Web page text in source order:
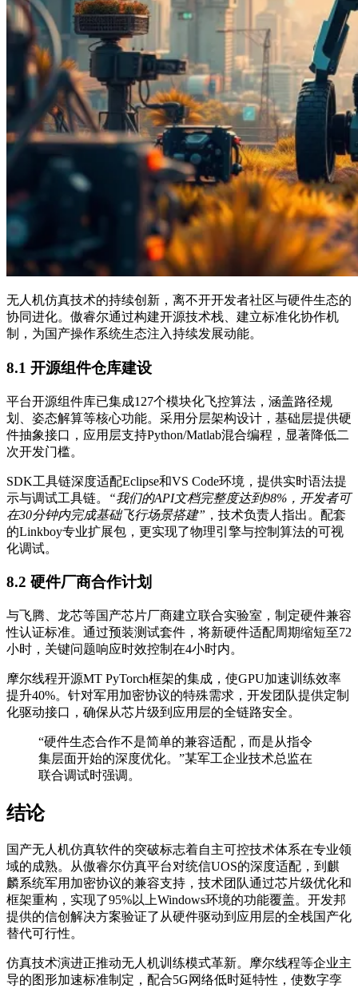
无人机仿真技术的持续创新，离不开开发者社区与硬件生态的
协同进化。傲睿尔通过构建开源技术栈、建立标准化协作机
制，为国产操作系统生态注入持续发展动能。
8.1 开源组件仓库建设
平台开源组件库已集成127个模块化飞控算法，涵盖路径规
划、姿态解算等核心功能。采用分层架构设计，基础层提供硬
件抽象接口，应用层支持Python/Matlab混合编程，显著降低二
次开发门槛。
SDK工具链深度适配Eclipse和VS Code环境，提供实时语法提
示与调试工具链。
“我们的API文档完整度达到98%，开发者可
在30分钟内完成基础飞行场景搭建” ，技术负责人指出。配套
的Linkboy专业扩展包，更实现了物理引擎与控制算法的可视
化调试。
8.2 硬件厂商合作计划
与飞腾、龙芯等国产芯片厂商建立联合实验室，制定硬件兼容
性认证标准。通过预装测试套件，将新硬件适配周期缩短至72
小时，关键问题响应时效控制在4小时内。
摩尔线程开源MT PyTorch框架的集成，使GPU加速训练效率
提升40%。针对军用加密协议的特殊需求，开发团队提供定制
化驱动接口，确保从芯片级到应用层的全链路安全。
“硬件生态合作不是简单的兼容适配，而是从指令
集层面开始的深度优化。”某军工企业技术总监在
联合调试时强调。
结论
国产无人机仿真软件的突破标志着自主可控技术体系在专业领
域的成熟。从傲睿尔仿真平台对统信UOS的深度适配，到麒
麟系统军用加密协议的兼容支持，技术团队通过芯片级优化和
框架重构，实现了95%以上Windows环境的功能覆盖。开发邦
提供的信创解决方案验证了从硬件驱动到应用层的全栈国产化
替代可行性。
仿真技术演进正推动无人机训练模式革新。摩尔线程等企业主
导的图形加速标准制定，配合5G网络低时延特性，使数字孪